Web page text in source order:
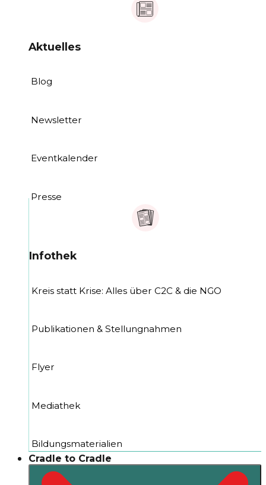
Aktuelles
Blog
Newsletter
Eventkalender
Presse
Infothek
Kreis statt Krise: Alles über C2C & die NGO
Publikationen & Stellungnahmen
Flyer
Mediathek
Bildungsmaterialien
Cradle to Cradle